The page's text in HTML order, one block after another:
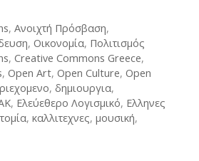
, Ανοιχτή Πρόσβαση,
, Οικονομία, Πολιτισμός
, Creative Commons Greece,
, Open Art, Open Culture, Open
, δημιουργια,
, Ελεύεθερο Λογισμικό, Ελληνες
, καλλιτεχνες, μουσική,